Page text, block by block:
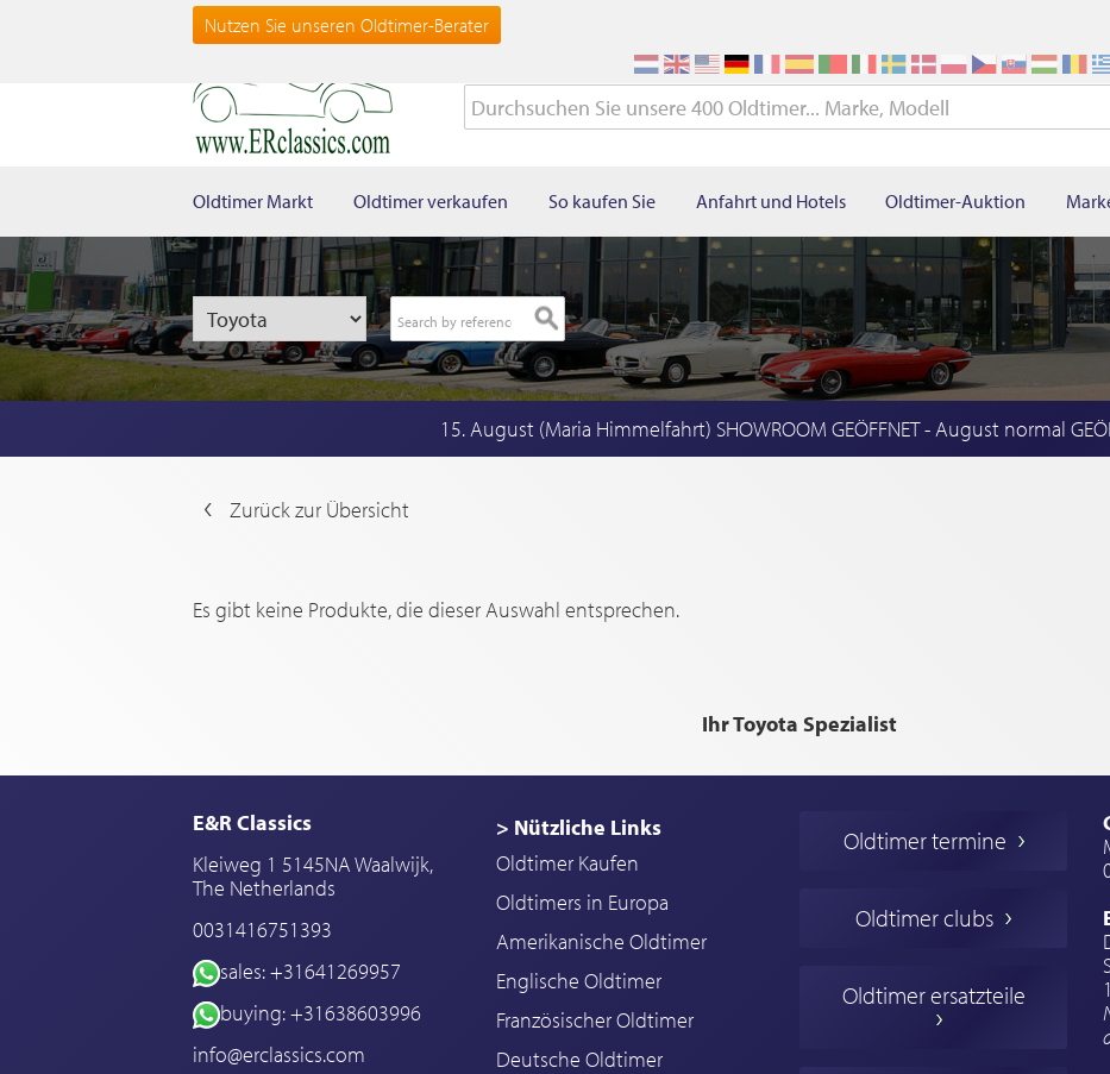
Nutzen Sie unseren Oldtimer-Berater
Oldtimer Markt Oldtimer verkaufen So kaufen Sie Anfahrt und Hotels Oldtimer-Auktion
15. August (Maria Himmelfahrt) SHOWROOM GEÖFFNET - August normal
Zurück zur Übersicht
Es gibt keine Produkte, die dieser Auswahl entsprechen.
Ihr Toyota Spezialist
E&R Classics
Kleiweg 1 5145NA Waalwijk,
The Netherlands
0031416751393
sales: +31641269957
buying: +31638603996
info@erclassics.com
> Nützliche Links
Oldtimer Kaufen
Oldtimers in Europa
Amerikanische Oldtimer
Englische Oldtimer
Französischer Oldtimer
Deutsche Oldtimer
Oldtimer termine
Oldtimer clubs
Oldtimer ersatzteile